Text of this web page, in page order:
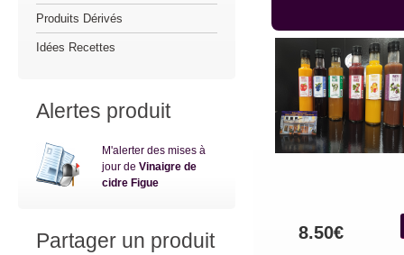
8.50€
Produits Dérivés
Idées Recettes
Alertes produit
M'alerter des mises à
jour de Vinaigre de
cidre Figue
Partager un produit